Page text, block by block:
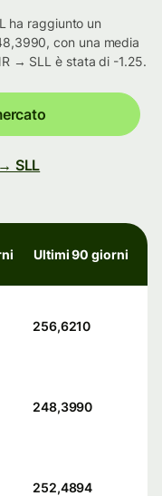
ha raggiunto un
con una media
→ SLL è stata di -1.25.
SLL
Ultimi 90 giorni
256,6210
248,3990
252,4894